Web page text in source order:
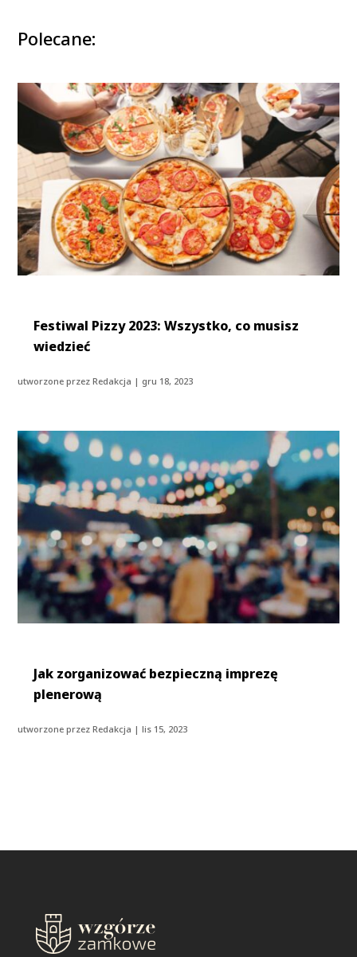
Polecane:
Festiwal Pizzy 2023: Wszystko, co musisz
wiedzieć
utworzone przezRedakcja | gru 18, 2023
Jak zorganizować bezpieczną imprezę
plenerową
utworzone przezRedakcja |lis 15, 2023